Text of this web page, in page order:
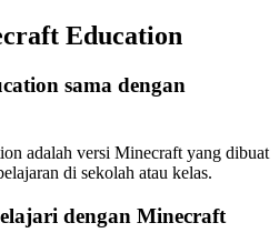
Education
sama dengan
adalah versi Minecraft yang dibuat
di sekolah atau kelas.
dengan Minecraft